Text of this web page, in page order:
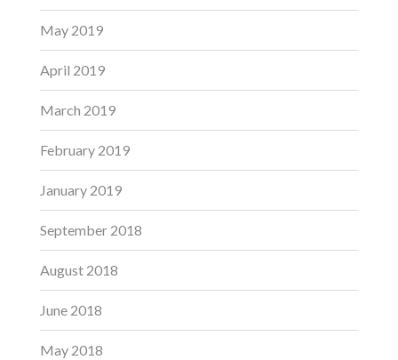
May 2019
April 2019
March 2019
February 2019
January 2019
September 2018
August 2018
June 2018
May 2018